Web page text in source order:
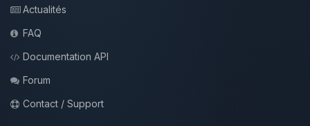
Actualités
FAQ
Documentation API
Forum
Contact / Support